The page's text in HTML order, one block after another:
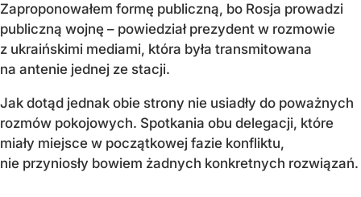
Zaproponowałem formę publiczną, bo Rosja prowadzi
publiczną wojnę – powiedział prezydent w rozmowie
z ukraińskimi mediami, która była transmitowana
na antenie jednej ze stacji.
Jak dotąd jednak obie strony nie usiadły do poważnych
rozmów pokojowych. Spotkania obu delegacji, które
miały miejsce w początkowej fazie konfliktu,
nie przyniosły bowiem żadnych konkretnych rozwiązań.